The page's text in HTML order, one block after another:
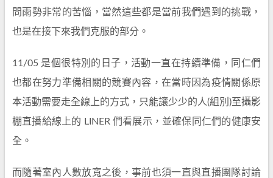
問雨勢非常的苦惱，當然這些都是當前我們遇到的挑戰，
也是在接下來我們克服的部分。
11/05 是個很特別的日子，活動一直在持續準備，同仁們
也都在努力準備相關的競賽內容，在當時因為疫情關係原
本活動需要走全線上的方式，只能讓少少的人(組別)至攝影
棚直播給線上的 LINER 們看展示，並確保同仁們的健康安
全。
而隨著室內人數放寬之後，事前也須一直與直播團隊討論